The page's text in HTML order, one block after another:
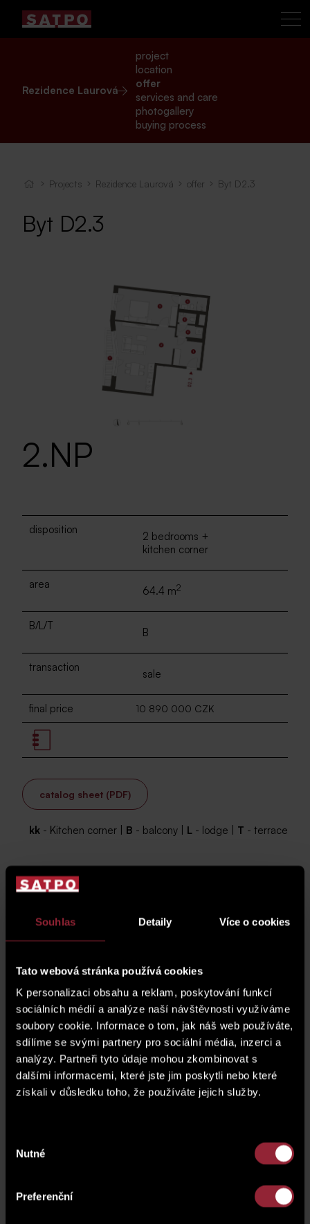
Souhlas Detaily Více o cookies
Tato webová stránka používá cookies
K personalizaci obsahu a reklam, poskytování funkcí
sociálních médií a analýze naší návštěvnosti využíváme
soubory cookie. Informace o tom, jak náš web používáte,
sdílíme se svými partnery pro sociální média, inzerci a
analýzy. Partneři tyto údaje mohou zkombinovat s
dalšími informacemi, které jste jim poskytli nebo které
získali v důsledku toho, že používáte jejich služby.
souhlasu
Nutné
Preferenční
Rezidence Laurová
project
location
offer
services and care
photogallery
buying process
Projects Rezidence Laurová offer Byt D2.3
Byt D2.3
2.NP
disposition
2 bedrooms +
kitchen corner
area
64.4 m2
B/L/T
B
transaction
sale
final price 10 890 000 CZK
catalog sheet (PDF)
kk - Kitchen corner | B - balcony | L - lodge | T - terrace
Unit area
01 Entrance hall (foyer) 6.4 m
03 Bedroom 17.2 m
04 Bathroom with WC 3.5 m2
05 WC 1.8 m
06 Hall WC 2.7 m 2
total area